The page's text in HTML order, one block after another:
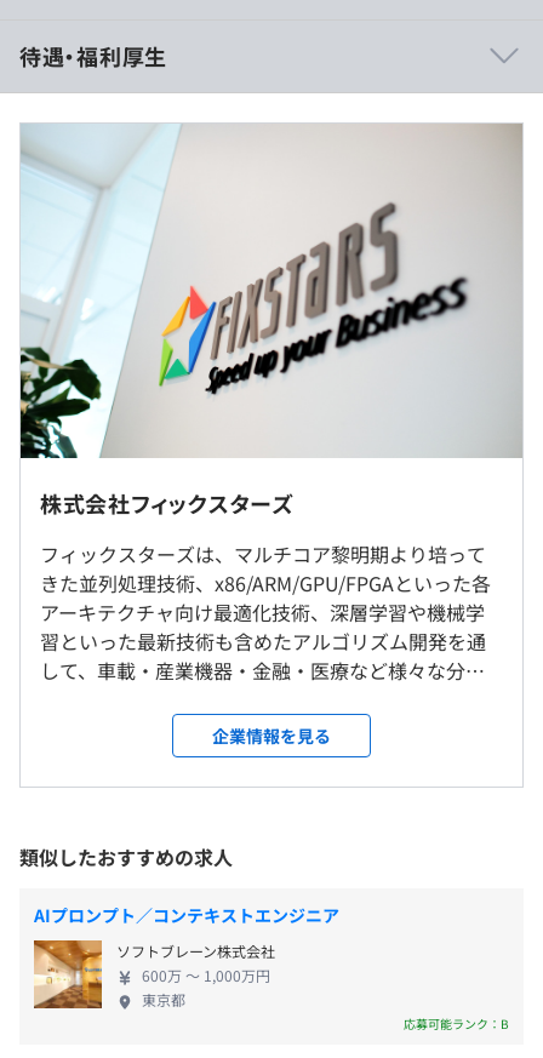
す】
・こだわりのキーボードやマウスが使えます。
・開発に必要なソフトウェア、技術書の購入に特に制限は
ありません。
・各種オープンソースや開発ツール、テストツールなども
自由です。
・申請は必要ですが、自分の機材を持ち込むことも可能で
◆最大13TBとなる大容量高速ストレージの開発
◆大容量と安定した転送速度を実現するFPGA等回路開発
◆爆発的に増加するデータの機械学習処理基盤
◆世界中のスマートフォンに搭載される、NANDフラッシ
ュメモリの制御ソフトウェア開発およびドライバ開発
向けの制御ソフトウェアおよびドライバ開発
◆1秒の高速化が億単位の価値を生み出す、金融デリバテ
ィブシステムの開発・パフォーマンスチューニング
社会的重要度が高い依頼にも、当社ならではのソフトウェ
を提供してまいります。
※特殊性・機密性の高いプロジェクトが多いため、詳細に
ついてはご面談時にご説明させていただきます。
【教育体制】
・勉強会の開催
社内ではさまざまな勉強会を開催しております。プロコン
優績者による勉強会や外部講師をお招きした技術勉強会、
技術論文発表の成果報告会兼勉強会など、切磋琢磨し合え
東京本社
就業場所の変更範囲
＜雇入時＞
株式会社フィックスターズ 本社
会社の定める場所（配置転換、出向、転籍の可能性あり）
・従業員に対する受動喫煙対策：あり
対策内容：敷地内禁煙（喫煙場所あり）
◆本社
山手線／京浜東北線・根岸線／東京モノレール「浜松町
待遇・福利厚生
裁量労働制の場合
■賃金形態：年俸制／年俸を12分割
■賃金の決定方法：経験・能力を考慮の上、当社規定によ
り決定
・エンジニア/シニアエンジニア/アドバンストシニアエン
ジニア(裁量労働制)
月給：500,000円～725,000円（固定残業代含む）
基本給：405,500円～588,000円（固定残業代は月30時間
該当分、94,500円～137,000円を支給）
※超過した場合の時間外労働の残業手当は別途支給
・リードエンジニア(裁量労働制)
月給：750,100円～841,800円（固定残業代・役付き手当
含む）
基本給：357,600円～431,900円+役付き手当250,000円
（固定残業代は月30時間該当分、142,500円～159,900円
を支給）
※超過した場合の時間外労働の残業手当は別途支給
会社の業績や個人の実績により特別賞与を支給します。
※入社初年度については、特別賞与は賃金規定第18条2項
を適用し、入社時期に応じた支払いとします。
（※想定年収は年収提示額を保証するものではありません）
株式会社フィックスターズ
フィックスターズは、マルチコア黎明期より培って
きた並列処理技術、x86/ARM/GPU/FPGAといった各
アーキテクチャ向け最適化技術、深層学習や機械学
習といった最新技術も含めたアルゴリズム開発を通
して、車載・産業機器・金融・医療など様々な分野
る事業成長を目指すべく、これまで蓄積したユニー
クな技術やノウハウを活かしSaaS事業にも取り組ん
でおり、最近では新たにLLM (大規模言語モデル)の事
術」を活かし、企業が自社向けLLMを世界最高レベ
ルの短時間・高いコストパフォーマンスで開発でき
るプラットフォームの開発を進めています。 ■プロ
グラミングが好きなエンジニアが多数在籍 創業以
来、優秀なエンジニア採用に注力してきた当社は、
全社員の90%がエンジニアで構成されています。 そ
のうち、学位取得率は博士17%、修士57%となって
企業情報を見る
類似したおすすめの求人
AIプロンプト／コンテキストエンジニア
ソフトブレーン株式会社
600万 〜 1,000万円
東京都
応募可能ランク：B